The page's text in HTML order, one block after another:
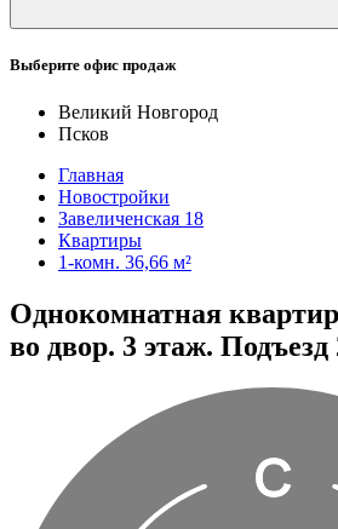
Выберите офис продаж
Великий Новгород
Псков
Главная
Новостройки
Завеличенская 18
Квартиры
1-комн. 36,66 м²
Однокомнатная
во двор. 3 этаж. Подъезд